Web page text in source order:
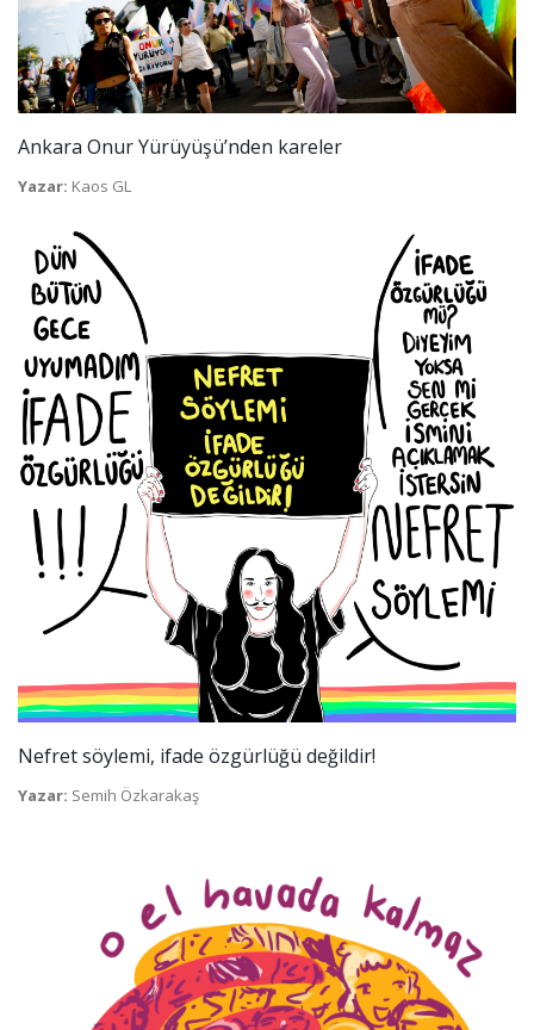
Ankara Onur Yürüyüşü’nden kareler
Yazar: Kaos GL
Nefret söylemi, ifade özgürlüğü değildir!
Yazar: Semih Özkarakaş